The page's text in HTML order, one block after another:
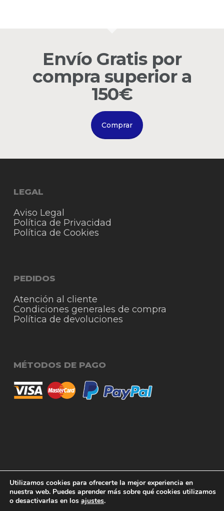
carrito.
Go to shop
Subtotal: 0,00
Ver carrito
Envío Gratis por
compra superior a
150€
Comprar
LEGAL
Aviso Legal
Política de Privacidad
Política de Cookies
PEDIDOS
Atención al cliente
Condiciones generales de compra
Política de devoluciones
MÉTODOS DE PAGO
© 2026 RigmoSur. Proyecto realizado por Grado
Creativo Agencia de Publicidad
Utilizamos cookies para ofrecerte la mejor experiencia en
nuestra web. Puedes aprender más sobre qué cookies utilizamos
o desactivarlas en los ajustes.